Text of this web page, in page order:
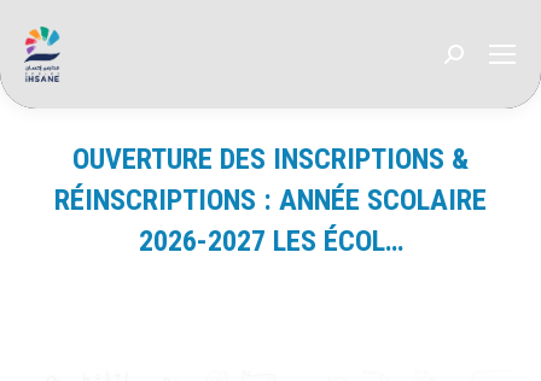
Recherche
OUVERTURE DES INSCRIPTIONS &
RÉINSCRIPTIONS : ANNÉE SCOLAIRE
2026-2027 LES ÉCOL…